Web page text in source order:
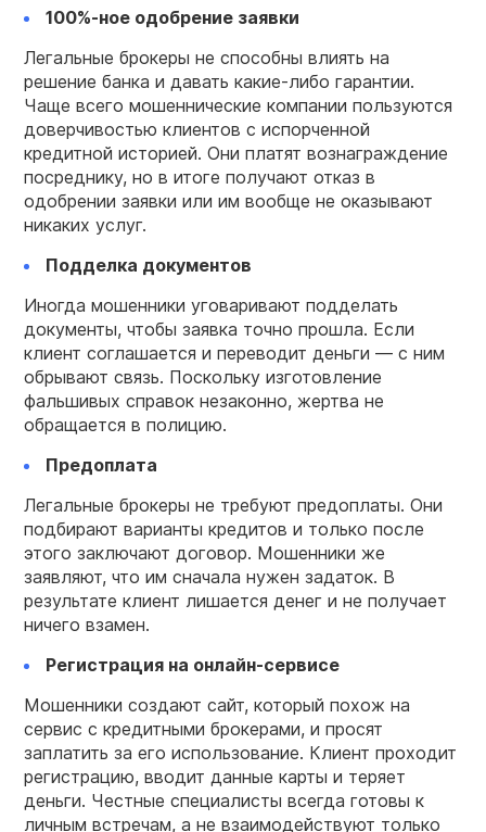
100%-ное одобрение заявки
Легальные брокеры не способны влиять на
решение банка и давать какие-либо гарантии.
Чаще всего мошеннические компании пользуются
доверчивостью клиентов с испорченной
кредитной историей. Они платят вознаграждение
посреднику, но в итоге получают отказ в
одобрении заявки или им вообще не оказывают
никаких услуг.
Подделка документов
Иногда мошенники уговаривают подделать
документы, чтобы заявка точно прошла. Если
клиент соглашается и переводит деньги — с ним
обрывают связь. Поскольку изготовление
фальшивых справок незаконно, жертва не
обращается в полицию.
Предоплата
Легальные брокеры не требуют предоплаты. Они
подбирают варианты кредитов и только после
этого заключают договор. Мошенники же
заявляют, что им сначала нужен задаток. В
результате клиент лишается денег и не получает
ничего взамен.
Регистрация на онлайн-сервисе
Мошенники создают сайт, который похож на
сервис с кредитными брокерами, и просят
заплатить за его использование. Клиент проходит
регистрацию, вводит данные карты и теряет
деньги. Честные специалисты всегда готовы к
личным встречам, а не взаимодействуют только